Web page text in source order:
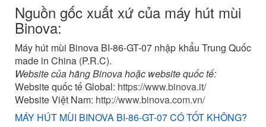
Nguồn gốc xuất xứ của máy hút mùi
Binova:
Máy hút mùi Binova BI-86-GT-07 nhập khẩu Trung Quốc
made in China (P.R.C).
Website của hãng Binova hoặc website quốc tế:
Website quốc tế Global: https://www.binova.it/
Website Việt Nam: http://www.binova.com.vn/
MÁY HÚT MÙI BINOVA BI-86-GT-07 CÓ TỐT KHÔNG?